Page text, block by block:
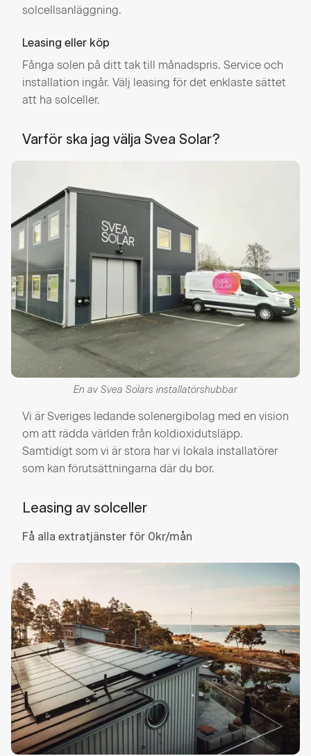
solcellsanläggning.
Leasing eller köp
Fånga solen på ditt tak till månadspris. Service och
installation ingår. Välj leasing för det enklaste sättet
att ha solceller.
Varför ska jag välja Svea Solar?
En av Svea Solars installatörshubbar
Vi är Sveriges ledande solenergibolag med en vision
om att rädda världen från koldioxidutsläpp.
Samtidigt som vi är stora har vi lokala installatörer
som kan förutsättningarna där du bor.
Leasing av solceller
Få alla extratjänster för 0kr/mån